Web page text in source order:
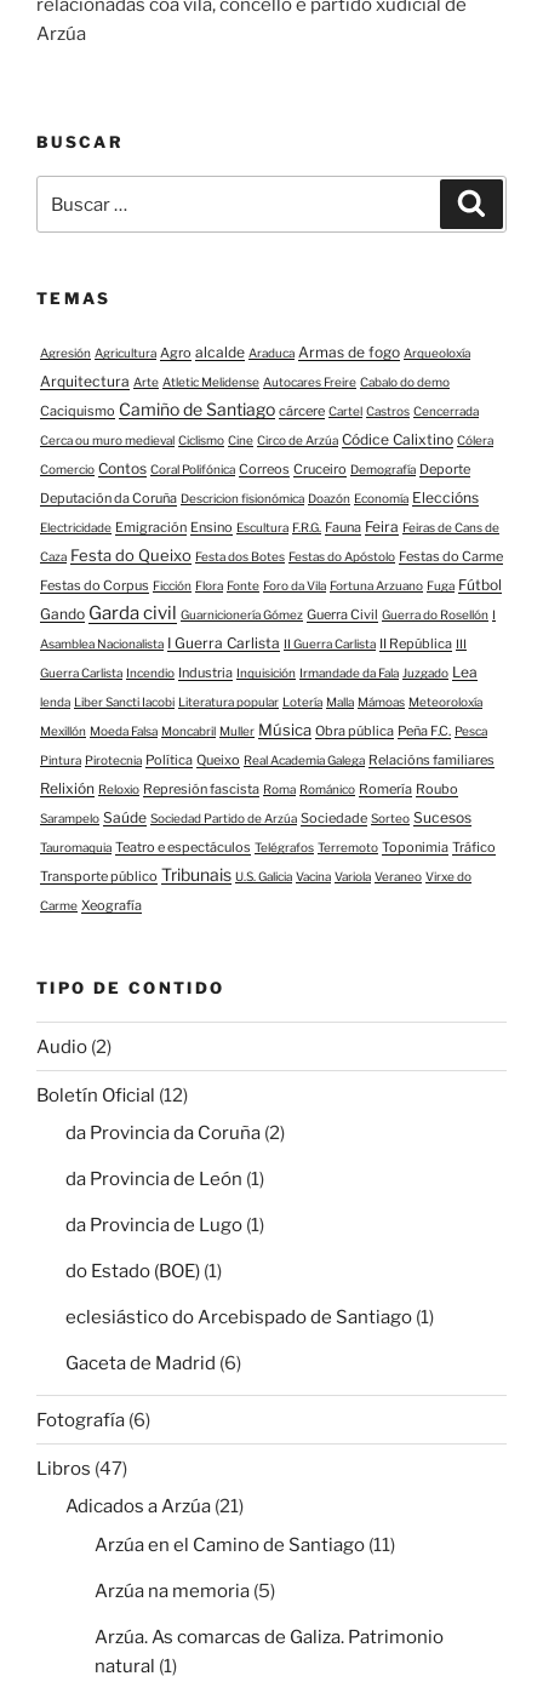
relacionadas coa vila, concello e partido xudicial de
Arzúa
BUSCAR
TEMAS
Agresión Agricultura Agro alcalde Araduca Armas de fogo Arqueoloxía
Arquitectura Arte Atletic Melidense Autocares Freire Cabalo do demo
Caciquismo Camiño de Santiago cárcere Cartel Castros Cencerrada
Cerca ou muro medieval Ciclismo Cine Circo de Arzúa Códice Calixtino Cólera
Comercio Contos Coral Polifónica Correos Cruceiro Demografía Deporte
Deputación da Coruña Descricion fisionómica Doazón Economía Eleccións
Electricidade Emigración Ensino Escultura F.R.G. Fauna Feira Feiras de Cans de
Caza Festa do Queixo Festa dos Botes Festas do Apóstolo Festas do Carme
Festas do Corpus Ficción Flora Fonte Foro da Vila Fortuna Arzuano Fuga Fútbol
Gando Garda civil Guarnicionería Gómez Guerra Civil Guerra do Rosellón I
Asamblea Nacionalista I Guerra Carlista II Guerra Carlista II República III
Guerra Carlista Incendio Industria Inquisición Irmandade da Fala Juzgado Lea
lenda Liber Sancti Iacobi Literatura popular Lotería Malla Mámoas Meteoroloxía
Mexillón Moeda Falsa Moncabril Muller Música Obra pública Peña F.C. Pesca
Pintura Pirotecnia Política Queixo Real Academia Galega Relacións familiares
Relixión Reloxio Represión fascista Roma Románico Romería Roubo
Sarampelo Saúde Sociedad Partido de Arzúa Sociedade Sorteo Sucesos
Tauromaquia Teatro e espectáculos Telégrafos Terremoto Toponimia Tráfico
Transporte público Tribunais U.S. Galicia Vacina Variola Veraneo Virxe do
Carme Xeografía
TIPO DE CONTIDO
Audio (2)
Boletín Oficial (12)
da Provincia da Coruña (2)
da Provincia de León (1)
da Provincia de Lugo (1)
do Estado (BOE) (1)
eclesiástico do Arcebispado de Santiago (1)
Gaceta de Madrid (6)
Fotografía (6)
Libros (47)
Adicados a Arzúa (21)
Arzúa en el Camino de Santiago (11)
Arzúa na memoria (5)
Arzúa. As comarcas de Galiza. Patrimonio
natural (1)